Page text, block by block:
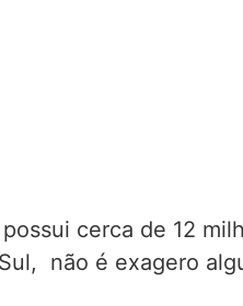
cerca de 12
não é exagero